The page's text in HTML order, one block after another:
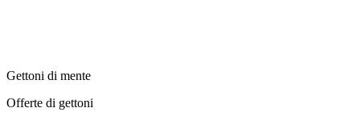
Gettoni di mente
Offerte di gettoni